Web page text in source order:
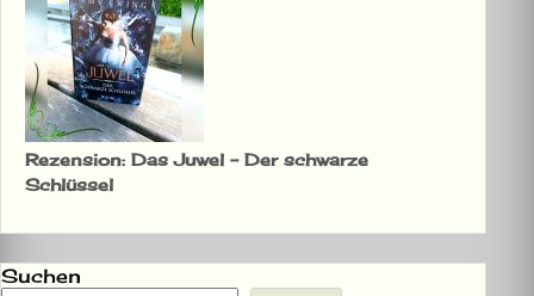
Rezension: Das Juwel – Der schwarze
Schlüssel
Suchen